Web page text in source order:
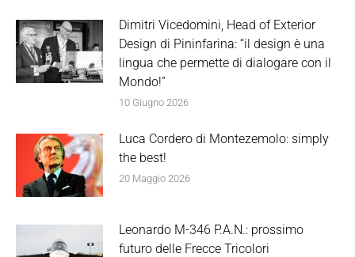
Dimitri Vicedomini, Head of Exterior
Design di Pininfarina: “il design è una
lingua che permette di dialogare con il
Mondo!”
10 Giugno 2026
Luca Cordero di Montezemolo: simply
the best!
20 Maggio 2026
Leonardo M-346 P.A.N.: prossimo
futuro delle Frecce Tricolori